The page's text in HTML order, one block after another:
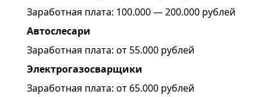
Заработная плата: 100.000 — 200.000 рублей
Автослесари
Заработная плата: от 55.000 рублей
Электрогазосварщики
Заработная плата: от 65.000 рублей